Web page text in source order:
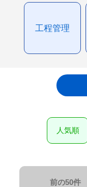
工程管理
人気順
前の50件